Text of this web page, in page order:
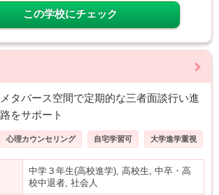
この学校にチェック
メタバース空間で定期的な三者面談行い進
路をサポート
心理カウンセリング 自宅学習可 大学進学重視
中学３年生(高校進学), 高校生, 中卒・高
校中退者, 社会人